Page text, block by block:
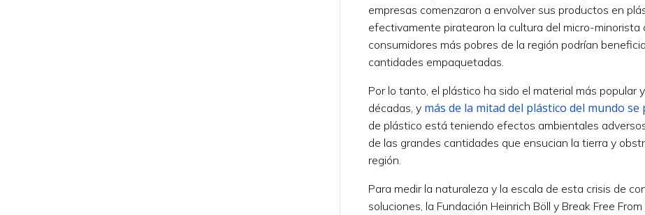
empresas comenzaron a envolver sus productos en
efectivamente piratearon la cultura del micro-minorista
consumidores más pobres de la región podrían
cantidades empaquetadas.
Por lo tanto, el plástico ha sido el material más popular
décadas, y más de la mitad del plástico del mundo se
de plástico está teniendo efectos ambientales
de las grandes cantidades que ensucian la tierra y
región.
Para medir la naturaleza y la escala de esta crisis de
soluciones, la Fundación Heinrich Böll y Break Free